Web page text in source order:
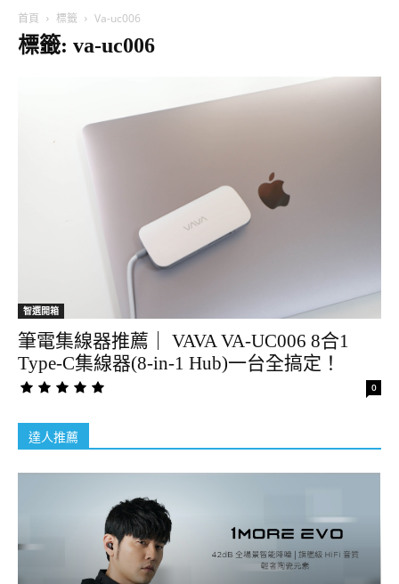
首頁 標籤 Va-uc006
標籤: va-uc006
智選開箱
筆電集線器推薦｜ VAVA VA-UC006 8合1
Type-C集線器(8-in-1 Hub)一台全搞定！
0
達人推薦